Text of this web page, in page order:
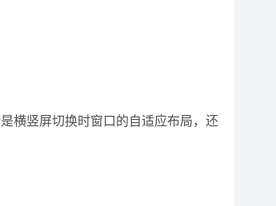
横竖屏切换时窗口的自适应布局，还